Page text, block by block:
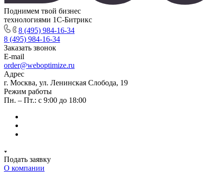
Поднимем твой бизнес
технологиями 1С-Битрикс
8 (495) 984-16-34
8 (495) 984-16-34
Заказать звонок
E-mail
order@weboptimize.ru
Адрес
г. Москва, ул. Ленинская Слобода, 19
Режим работы
Пн. – Пт.: с 9:00 до 18:00
Подать заявку
О компании